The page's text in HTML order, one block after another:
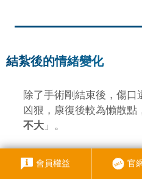
結紮後的情緒變化
除了手術剛結束後，傷口
凶狠，康復後較為懶散點
不大 」。
異，尤其是在脾氣和攻擊
會員權益 官